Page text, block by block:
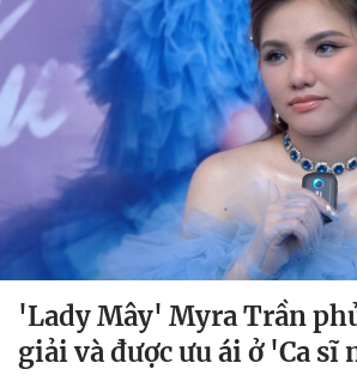
'Lady Mây' Myra Trần
giải và được ưu ái ở 'Ca sĩ